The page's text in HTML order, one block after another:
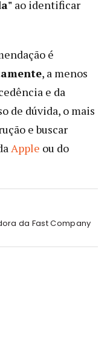
ao identificar
é
, a menos
e da
de dúvida, o mais
e buscar
Apple ou do
da Fast Company